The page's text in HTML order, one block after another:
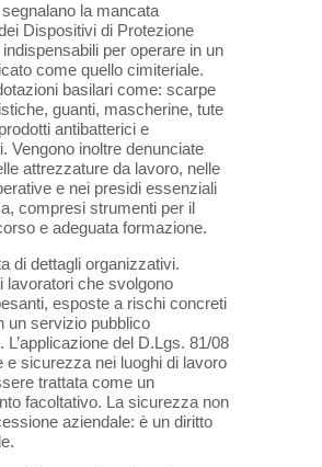
la mancata
Dispositivi di Protezione
per operare in un
come quello cimiteriale.
basilari come: scarpe
guanti, mascherine, tute
antibatterici e
Vengono inoltre denunciate
attrezzature da lavoro, nelle
e nei presidi essenziali
compresi strumenti per il
e adeguata formazione.
di dettagli organizzativi.
lavoratori che svolgono
esposte a rischi concreti
un servizio pubblico
L’applicazione del D.Lgs. 81/08
e sicurezza nei luoghi di lavoro
trattata come un
facoltativo. La sicurezza non
aziendale: è un diritto